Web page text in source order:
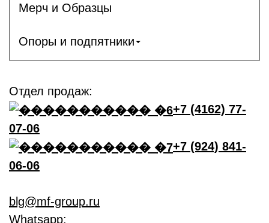
Мерч и Образцы
Опоры и подпятники
Отдел продаж:
+7 (4162) 77-
07-06
+7 (924) 841-
06-06
blg@mf-group.ru
Whatsapp: